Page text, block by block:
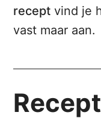
recept vind je
vast maar aan.
Recept